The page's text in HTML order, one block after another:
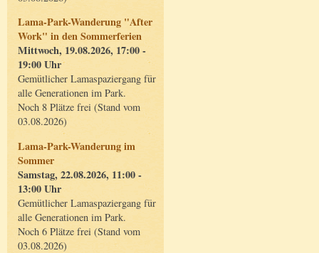
Lama-Park-Wanderung "After
Work" in den Sommerferien
Mittwoch, 19.08.2026, 17:00 -
19:00 Uhr
Gemütlicher Lamaspaziergang für
alle Generationen im Park.
Noch 8 Plätze frei (Stand vom
03.08.2026)
Lama-Park-Wanderung im
Sommer
Samstag, 22.08.2026, 11:00 -
13:00 Uhr
Gemütlicher Lamaspaziergang für
alle Generationen im Park.
Noch 6 Plätze frei (Stand vom
03.08.2026)